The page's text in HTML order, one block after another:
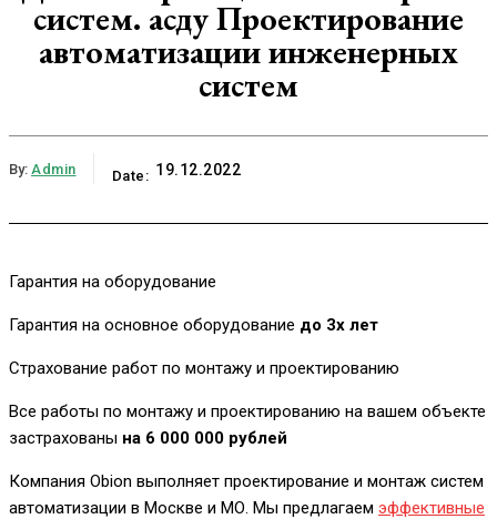
систем. асду Проектирование
автоматизации инженерных
систем
By: Admin Date: 19.12.2022
Гарантия на оборудование
Гарантия на основное оборудование до 3х лет
Страхование работ по монтажу и проектированию
Все работы по монтажу и проектированию на вашем объекте
застрахованы на 6 000 000 рублей
Компания Obion выполняет проектирование и монтаж систем
автоматизации в Москве и МО. Мы предлагаем эффективные